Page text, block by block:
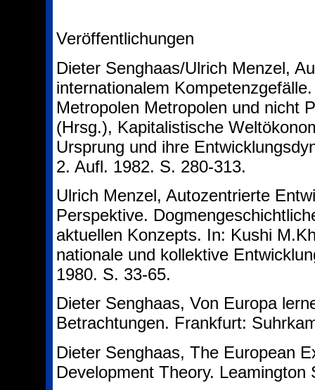
Veröffentlichungen
Dieter Senghaas/Ulrich Menzel,
internationalem
Metropolen Metropolen und nicht
(Hrsg.), Kapitalistische
Ursprung und ihre
2. Aufl. 1982. S. 280-313.
Ulrich Menzel, Autozentrierte
Perspektive.
aktuellen Konzepts. In: Kushi
nationale und kollektive
1980. S. 33-65.
Dieter Senghaas, Von Europa
Betrachtungen. Frankfurt:
Dieter Senghaas, The European
Development Theory.